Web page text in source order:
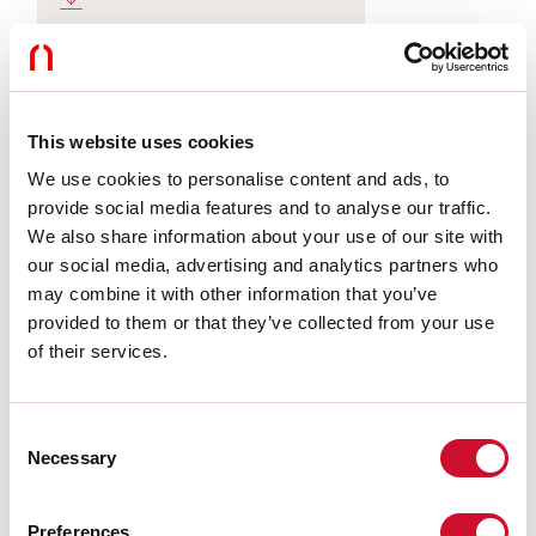
This website uses cookies
We use cookies to personalise content and ads, to
provide social media features and to analyse our traffic.
We also share information about your use of our site with
our social media, advertising and analytics partners who
may combine it with other information that you’ve
provided to them or that they’ve collected from your use
of their services.
Selection
Necessary
Preferences
CERTIFICATIONS CE
BIM/CAD
FICHE DE DONNÉES
Conformité